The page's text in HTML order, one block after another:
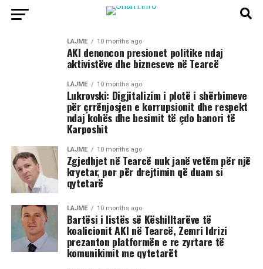
LAJME 10 months ago
AKI denoncon presionet politike ndaj
aktivistëve dhe bizneseve në Tearcë
LAJME 10 months ago
Lukrovski: Digjitalizim i plotë i shërbimeve
për çrrënjosjen e korrupsionit dhe respekt
ndaj kohës dhe besimit të çdo banori të
Karposhit
LAJME 10 months ago
Zgjedhjet në Tearcë nuk janë vetëm për një
kryetar, por për drejtimin që duam si
qytetarë
LAJME 10 months ago
Bartësi i listës së Këshilltarëve të
koalicionit AKI në Tearcë, Zemri Idrizi
prezanton platformën e re zyrtare të
komunikimit me qytetarët